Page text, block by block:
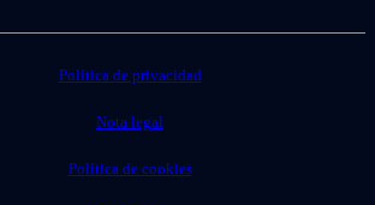
Política de privacidad
Nota legal
Política de cookies